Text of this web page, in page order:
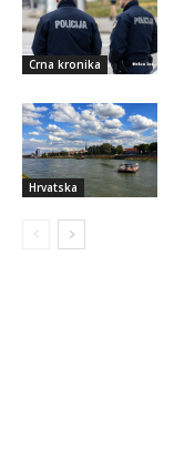
Crna kronika
Hrvatska